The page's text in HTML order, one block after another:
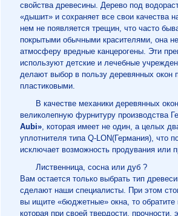
свойства древесины. Дерево под
«дышит» и сохраняет все свои качества
нем не появляется трещин, что часто
покрытыми обычными красителями, она
атмосферу вредные канцерогены. Эти
используют детские и лечебные
делают выбор в пользу деревянных окон
пластиковыми.
В качестве механики деревянных
великолепную фурнитуру производства
Aubi», которая имеет не один, а целых
уплотнителя типа Q-LON(Германия), что
исключает возможность продувания или
Лиственница, сосна или дуб ?
Вам остается только выбрать тип
сделают наши специалисты. При этом
вы ищите «бюджетные» окна, то обратите
которая при своей твердости, прочности,